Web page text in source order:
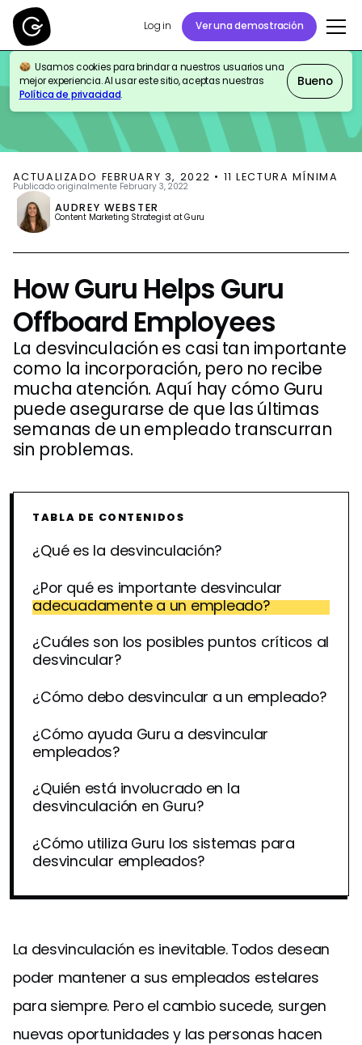
Log in Ver una demostración
Usamos cookies para brindar a nuestros usuarios una
mejor experiencia. Al usar este sitio, aceptas nuestras
Política de privacidad.
Bueno
BLOG KNOWLEDGE MANAGEMENT
ACTUALIZADO FEBRUARY 3, 2022 • 11 LECTURA MÍNIMA
Publicado originalmente February 3, 2022
AUDREY WEBSTER
Content Marketing Strategist at Guru
How Guru Helps Guru
Offboard Employees
La desvinculación es casi tan importante
como la incorporación, pero no recibe
mucha atención. Aquí hay cómo Guru
puede asegurarse de que las últimas
semanas de un empleado transcurran
sin problemas.
TABLA DE CONTENIDOS
¿Qué es la desvinculación?
¿Por qué es importante desvincular
adecuadamente a un empleado?
¿Cuáles son los posibles puntos críticos al
desvincular?
¿Cómo debo desvincular a un empleado?
¿Cómo ayuda Guru a desvincular
empleados?
¿Quién está involucrado en la
desvinculación en Guru?
¿Cómo utiliza Guru los sistemas para
desvincular empleados?
La desvinculación es inevitable. Todos desean
poder mantener a sus empleados estelares
para siempre. Pero el cambio sucede, surgen
nuevas oportunidades y las personas hacen